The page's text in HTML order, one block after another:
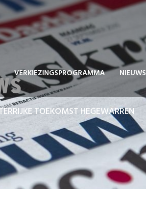
VERKIEZINGSPROGRAMMA NIEUWS
TOEKOMST HEGEWARREN